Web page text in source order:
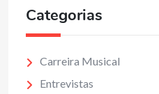
Categorias
Carreira Musical
Entrevistas